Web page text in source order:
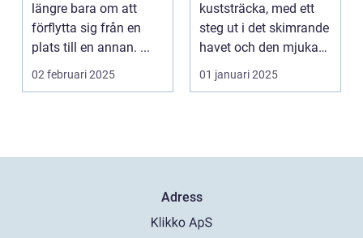
längre bara om att
förflytta sig från en
plats till en annan. ...
02 februari 2025
kuststräcka, med ett
steg ut i det skimrande
havet och den mjuka
san...
01 januari 2025
Adress